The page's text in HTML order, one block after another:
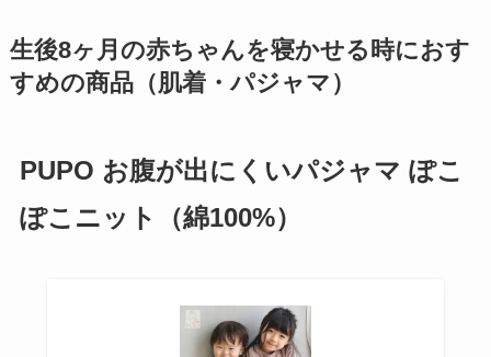
生後8ヶ月の赤ちゃんを寝かせる時におす
すめの商品（肌着・パジャマ）
PUPO お腹が出にくいパジャマ ぽこ
ぽこニット（綿100%）